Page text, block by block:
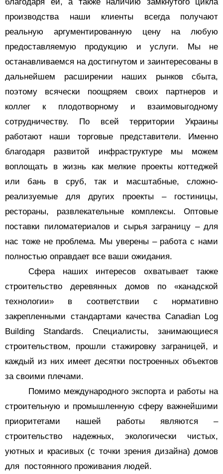
производства наши клиенты всегда получают
реальную аргументированную цену на любую
предоставляемую продукцию и услуги. Мы не
останавливаемся на достигнутом и заинтересованы в
дальнейшем расширении наших рынков сбыта,
поэтому всячески поощряем своих партнеров и
коллег к плодотворному и взаимовыгодному
сотрудничеству. По всей территории Украины
работают наши торговые представители. Именно
благодаря развитой инфраструктуре мы можем
воплощать в жизнь как мелкие проекты коттеджей
или бань в сруб, так и масштабные, сложно-
реализуемые для других проекты – гостиницы,
рестораны, развлекательные комплексы. Оптовые
поставки пиломатериалов и сырья заграницу – для
нас тоже не проблема. Мы уверены – работа с нами
полностью оправдает все ваши ожидания.
Сфера наших интересов охватывает также
строительство деревянных домов по «канадской
технологии» в соответствии с нормативно
закрепленными стандартами качества Canadian Log
Building Standards. Специалисты, занимающиеся
строительством, прошли стажировку заграницей, и
каждый из них имеет десятки построенных объектов
за своими плечами.
Помимо международного экспорта и работы на
строительную и промышленную сферу важнейшими
приоритетами нашей работы являются –
строительство надежных, экологически чистых,
уютных и красивых (с точки зрения дизайна) домов
для
постоянного проживания людей.